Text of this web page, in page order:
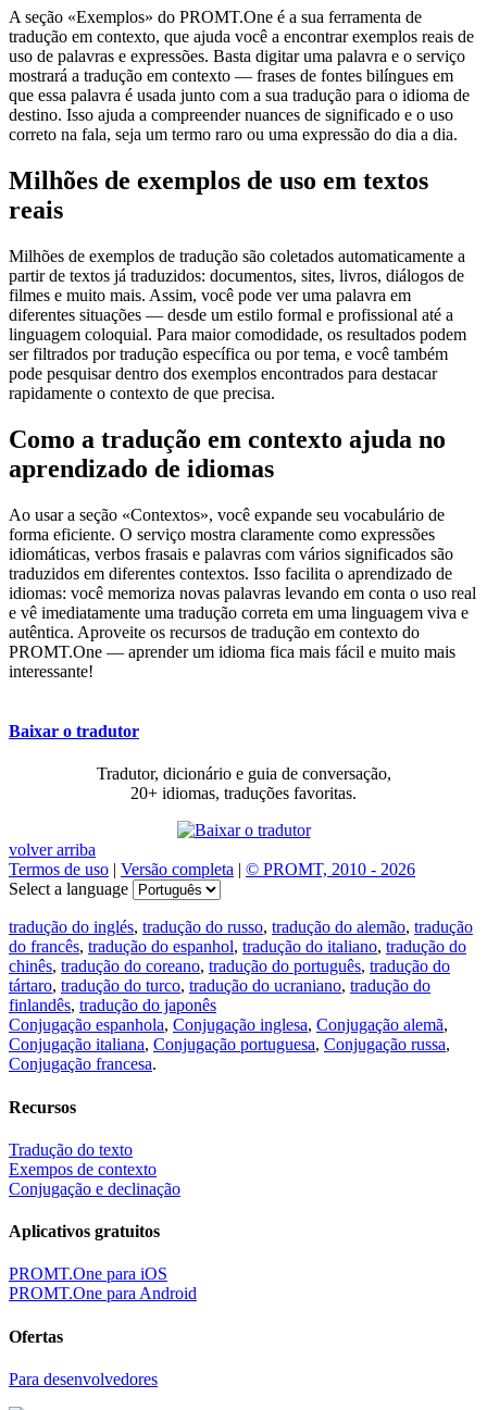
A seção «Exemplos» do PROMT.One é a sua ferramenta de
tradução em contexto, que ajuda você a encontrar exemplos reais de
uso de palavras e expressões. Basta digitar uma palavra e o serviço
mostrará a tradução em contexto — frases de fontes bilíngues em
que essa palavra é usada junto com a sua tradução para o idioma de
destino. Isso ajuda a compreender nuances de significado e o uso
correto na fala, seja um termo raro ou uma expressão do dia a dia.
Milhões de exemplos de uso em textos
reais
Milhões de exemplos de tradução são coletados automaticamente a
partir de textos já traduzidos: documentos, sites, livros, diálogos de
filmes e muito mais. Assim, você pode ver uma palavra em
diferentes situações — desde um estilo formal e profissional até a
linguagem coloquial. Para maior comodidade, os resultados podem
ser filtrados por tradução específica ou por tema, e você também
pode pesquisar dentro dos exemplos encontrados para destacar
rapidamente o contexto de que precisa.
Como a tradução em contexto ajuda no
aprendizado de idiomas
Ao usar a seção «Contextos», você expande seu vocabulário de
forma eficiente. O serviço mostra claramente como expressões
idiomáticas, verbos frasais e palavras com vários significados são
traduzidos em diferentes contextos. Isso facilita o aprendizado de
idiomas: você memoriza novas palavras levando em conta o uso real
e vê imediatamente uma tradução correta em uma linguagem viva e
autêntica. Aproveite os recursos de tradução em contexto do
PROMT.One — aprender um idioma fica mais fácil e muito mais
interessante!
Baixar o tradutor
Tradutor, dicionário e guia de conversação,
20+ idiomas, traduções favoritas.
volver arriba
Termos de uso | Versão completa | © PROMT, 2010 - 2026
Select a language
tradução do inglés, tradução do russo, tradução do alemão, tradução
do francês, tradução do espanhol, tradução do italiano, tradução do
chinês, tradução do coreano, tradução do português, tradução do
tártaro, tradução do turco, tradução do ucraniano, tradução do
finlandês, tradução do japonês
Conjugação espanhola, Conjugação inglesa, Conjugação alemã,
Conjugação italiana, Conjugação portuguesa, Conjugação russa,
Conjugação francesa.
Recursos
Tradução do texto
Exempos de contexto
Conjugação e declinação
Aplicativos gratuitos
PROMT.One para iOS
PROMT.One para Android
Ofertas
Para desenvolvedores